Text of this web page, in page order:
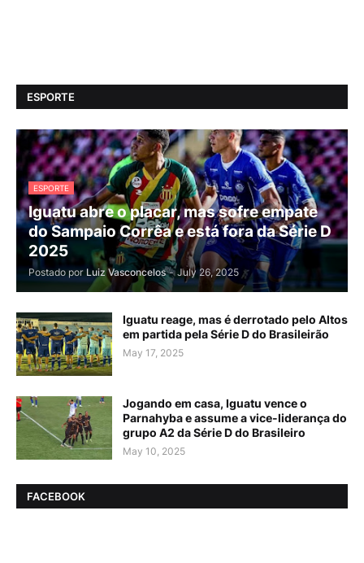
ESPORTE
ESPORTE
Iguatu abre o placar, mas sofre empate
do Sampaio Corrêa e está fora da Série D
2025
Postado por Luiz Vasconcelos - July 26, 2025
Iguatu reage, mas é derrotado pelo Altos
em partida pela Série D do Brasileirão
May 17, 2025
Jogando em casa, Iguatu vence o
Parnahyba e assume a vice-liderança do
grupo A2 da Série D do Brasileiro
May 10, 2025
FACEBOOK